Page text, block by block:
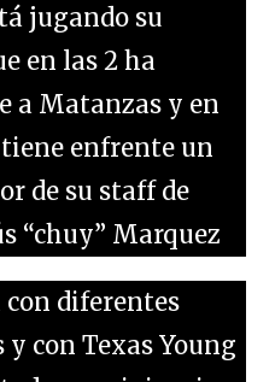
jugando su
en las 2 ha
a Matanzas y en
tiene enfrente un
de su staff de
“chuy” Marquez
diferentes
con Texas Young